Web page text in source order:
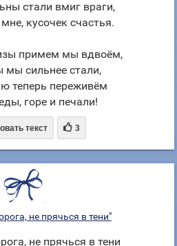
стали вмиг враги,
кусочек счастья.
примем мы вдвоём,
мы сильнее стали,
теперь переживём
горе и печали!
текст  3
не прячься в тени"
не прячься в тени